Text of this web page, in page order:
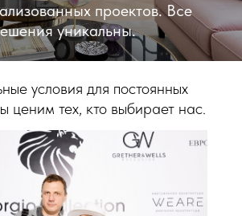
И ДИЗАЙНЕРАМ
условия для постоянных
ценим тех, кто выбирает нас.
проектов. Все
уникальны.